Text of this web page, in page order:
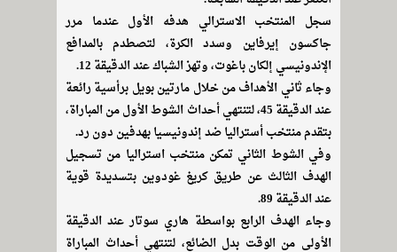
سجل المنتخب الاسترالي هدفه الأول عندما مرر
جاكسون إيرفاين وسدد الكرة، لتصطدم بالمدافع
الإندونيسي إلكان باغوت، وتهز الشباك عند الدقيقة 12.
وجاء ثاني الأهداف من خلال مارتين بويل برأسية رائعة
عند الدقيقة 45، لتنتهي أحداث الشوط الأول من المباراة،
بتقدم منتخب أستراليا ضد إندونيسيا بهدفين دون رد.
وفي الشوط الثاني تمكن منتخب استراليا من تسجيل
الهدف الثالث عن طريق كريغ غودوين بتسديدة قوية
عند الدقيقة 89.
وجاء الهدف الرابع بواسطة هاري سوتار عند الدقيقة
الأولى من الوقت بدل الضائع، لتنتهي أحداث المباراة